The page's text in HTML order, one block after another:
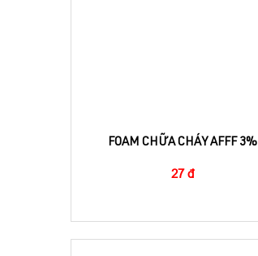
FOAM CHỮA CHÁY AFFF 3%
27 đ